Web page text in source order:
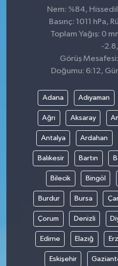
Nem: %84,
Basınç: 1011 hPa,
Toplam Yağış: 0
-2.8,
Görüş
Doğumu: 6:12,
Adana Adıyaman
Ağrı Aksaray
Antalya Ardahan
Balıkesir Bartın
Bilecik Bingöl
Burdur Bursa
Çorum Denizli
Edirne Elazığ
Eskişehir